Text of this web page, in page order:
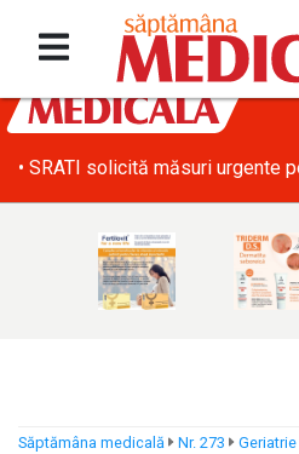
• SRATI solicită măsuri urgente
Săptămâna medicală Nr. 273